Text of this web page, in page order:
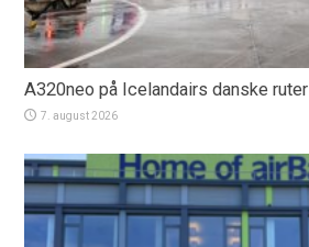
A320neo på Icelandairs danske ruter
7. august 2026